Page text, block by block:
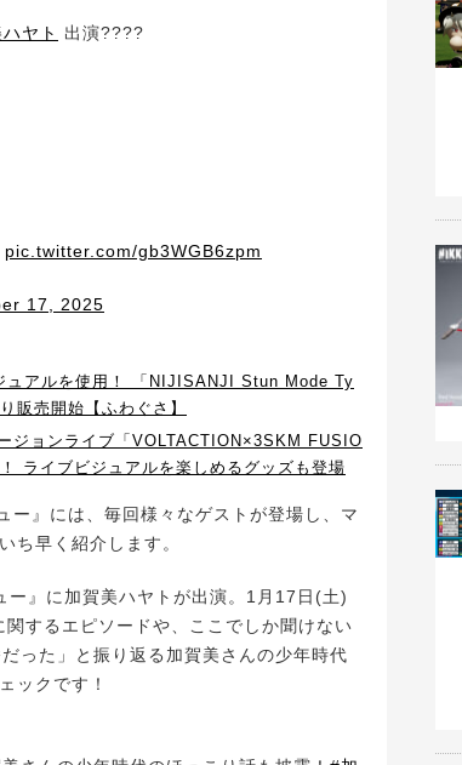
ヤト 出演????
pic.twitter.com/gb3WGB6zpm
17, 2025
ュアルを使用！ 「NIJISANJI Stun Mode Ty
販売開始【ふわぐさ】
ジョンライブ「VOLTACTION×3SKM FUSIO
ライブビジュアルを楽しめるグッズも登場
』には、毎回様々なゲストが登場し、マ
ち早く紹介します。
』に加賀美ハヤトが出演。1月17日(土)
するエピソードや、ここでしか聞けない
った」と振り返る加賀美さんの少年時代
ックです！